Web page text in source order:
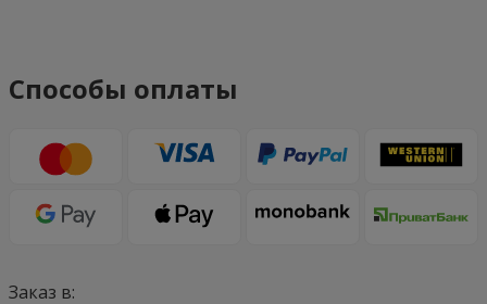
Способы оплаты
Заказ в: